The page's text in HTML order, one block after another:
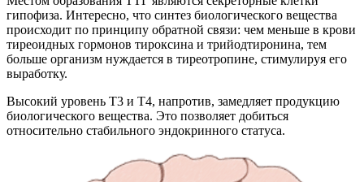
гипофиза. Интересно, что синтез биологического вещества
происходит по принципу обратной связи: чем меньше в крови
тиреоидных гормонов тироксина и трийодтиронина, тем
больше организм нуждается в тиреотропине, стимулируя его
выработку.
Высокий уровень Т3 и Т4, напротив, замедляет продукцию
биологического вещества. Это позволяет добиться
относительно стабильного эндокринного статуса.